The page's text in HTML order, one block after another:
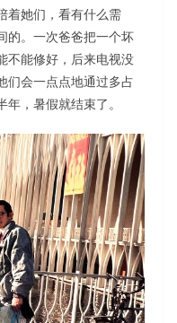
着她们，看有什么需
的。一次爸爸把一个坏
不能修好，后来电视没
们会一点点地通过多占
，暑假就结束了。